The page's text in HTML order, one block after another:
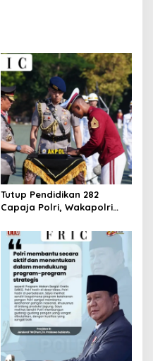
Tutup Pendidikan 282
Capaja Polri, Wakapolri